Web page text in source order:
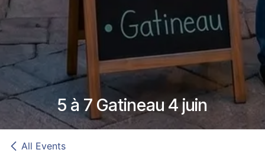
5 à 7 Gatineau 4 juin
All Events